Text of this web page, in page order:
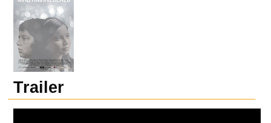
Trailer